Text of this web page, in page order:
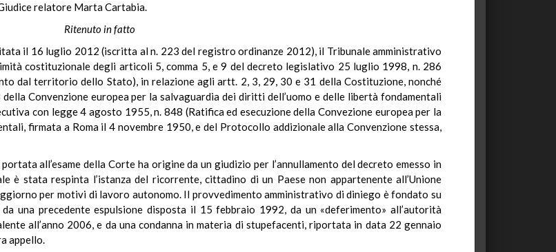
relatore Marta Cartabia.
Ritenuto in fatto
il 16 luglio 2012 (iscritta al n. 223 del registro ordinanze 2012), il Tribunale amministrativo
costituzionale degli articoli 5, comma 5, e 9 del decreto legislativo 25 luglio 1998, n. 286
dal territorio dello Stato), in relazione agli artt. 2, 3, 29, 30 e 31 della Costituzione, nonché
Convenzione europea per la salvaguardia dei diritti dell’uomo e delle libertà fondamentali
con legge 4 agosto 1955, n. 848 (Ratifica ed esecuzione della Convezione europea per la
firmata a Roma il 4 novembre 1950, e del Protocollo addizionale alla Convenzione stessa,
all’esame della Corte ha origine da un giudizio per l’annullamento del decreto emesso in
è stata respinta l’istanza del ricorrente, cittadino di un Paese non appartenente all’Unione
per motivi di lavoro autonomo. Il provvedimento amministrativo di diniego è fondato su
una precedente espulsione disposta il 15 febbraio 1992, da un «deferimento» all’autorità
all’anno 2006, e da una condanna in materia di stupefacenti, riportata in data 22 gennaio
appello.